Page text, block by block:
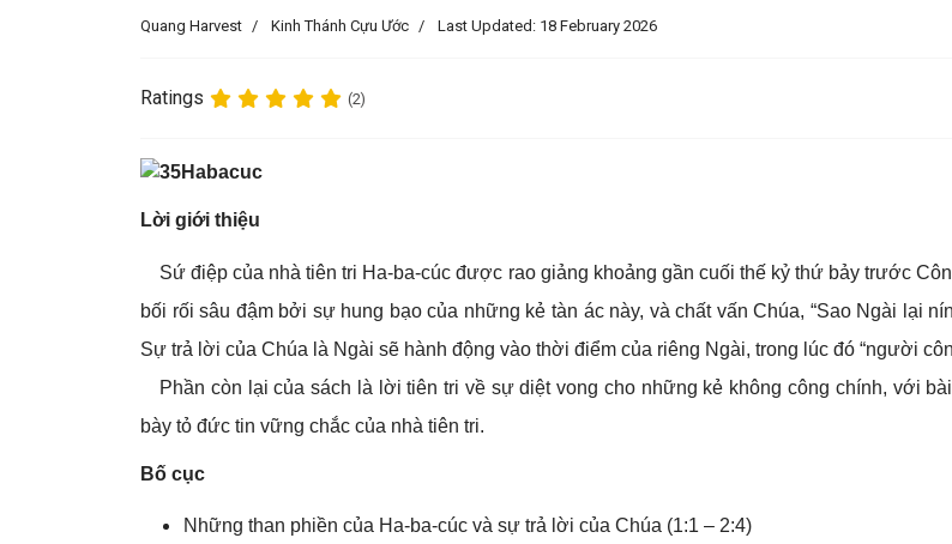
Quang Harvest Kinh Thánh Cựu Ước Last Updated: 18 February 2026
Ratings (2)
Lời giới thiệu
Sứ điệp của nhà tiên tri Ha-ba-cúc được rao giảng khoảng gần cuối thế kỷ thứ bảy trước
bối rối sâu đậm bởi sự hung bạo của những kẻ tàn ác này, và chất vấn Chúa, “Sao Ngài lại
Sự trả lời của Chúa là Ngài sẽ hành động vào thời điểm của riêng Ngài, trong lúc đó “người
Phần còn lại của sách là lời tiên tri về sự diệt vong cho những kẻ không công chính, với
bày tỏ đức tin vững chắc của nhà tiên tri.
Bố cục
Những than phiền của Ha-ba-cúc và sự trả lời của Chúa (1:1 – 2:4)